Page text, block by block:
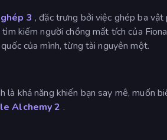
3 , đặc trưng bởi việc ghép ba
kiếm người chồng mất tích của
của mình, từng tài nguyên một.
khả năng khiến bạn say mê, muốn
Alchemy 2 .